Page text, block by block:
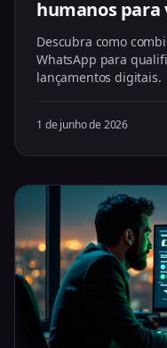
humanos para
lançamentos
Descubra como
WhatsApp para
lançamentos digitais.
1 de junho de 2026